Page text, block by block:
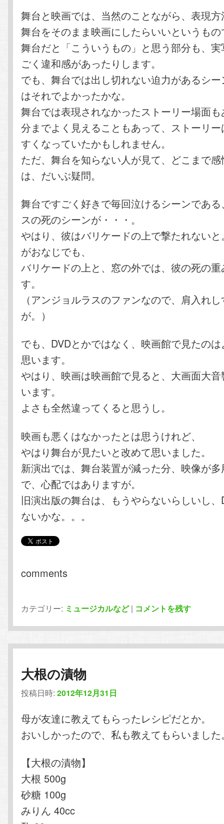
舞台と映画では、当然のことながら、表現
舞台をそのまま映画にしたらいいというも
舞台だと「こういうもの」と思う部分も、
ごく違和感があったりします。
でも、舞台では出し切れない迫力があるシ
はそれでよかったかな。
舞台では表現されなかったストーリー場面
分までよく見えることもあって、ストーリ
すくなっていたかもしれません。
ただ、舞台を知らない人が見て、どこまで
は、だいぶ疑問。
舞台ですごく好きで毎回泣けるシーンであ
スの死のシーンが・・・。
やはり、彼はバリケードの上で撃たれない
がおなじでも、
バリケードの上と、窓の外では、彼の死の
す。
（アンジョルラスのファンなので、肩入れ
が。）
でも、DVDとかではなく、映画館で見たの
思います。
やはり、映画は映画館で見ると、大画面大
います。
よさも全然違ってくると思うし。
映画も悪くはなかったとは思うけれど、
やはり舞台が見たいと改めて思いました。
新演出では、舞台装置が減った分、映像が
で、心配ではありますが。
旧演出版の舞台は、もうやらないらしいし
ないかな。。。
comments
カテゴリー: ミュージカルなど | コメントを残す
大根の漬物
投稿日時:2012年12月31日
母が友達に教えてもらったレシピだとか。
おいしかったので、私も教えてもらいました
【大根の漬物】
大根 500g
砂糖 100g
みりん 40cc